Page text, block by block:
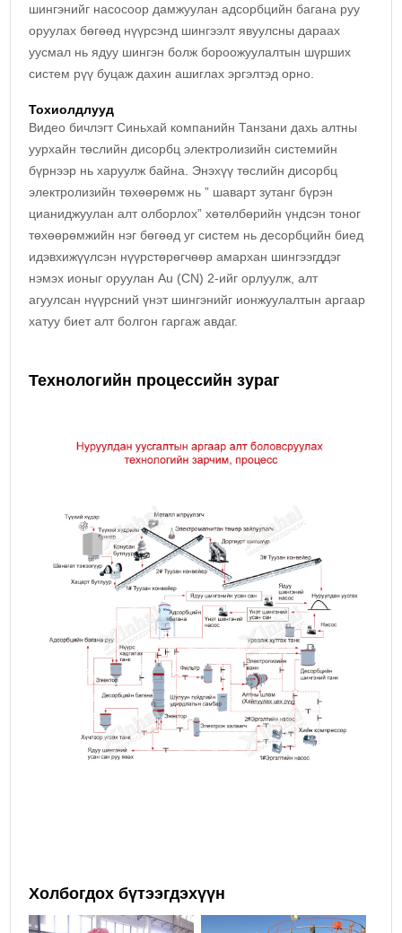
шингэнийг насосоор дамжуулан адсорбцийн багана руу
оруулах бөгөөд нүүрсэнд шингээлт явуулсны дараах
уусмал нь ядуу шингэн болж бороожуулалтын шүрших
систем рүү буцаж дахин ашиглах эргэлтэд орно.
Тохиолдлууд
Видео бичлэгт Синьхай компанийн Танзани дахь алтны
уурхайн төслийн дисорбц электролизийн системийн
бүрнээр нь харуулж байна. Энэхүү төслийн дисорбц
электролизийн төхөөрөмж нь ” шаварт зутанг бүрэн
цианиджуулан алт олборлох” хөтөлбөрийн үндсэн тоног
төхөөрөмжийн нэг бөгөөд уг систем нь десорбцийн биед
идэвхижүүлсэн нүүрстөрөгчөөр амархан шингээгддэг
нэмэх ионыг оруулан Au (CN) 2-ийг орлуулж, алт
агуулсан нүүрсний үнэт шингэнийг ионжуулалтын аргаар
хатуу биет алт болгон гаргаж авдаг.
Технологийн процессийн зураг
Холбогдох бүтээгдэхүүн